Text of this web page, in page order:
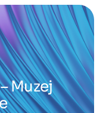
Muzej